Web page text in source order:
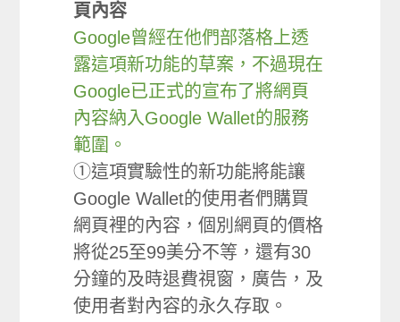
頁內容
Google曾經在他們部落格上透
露這項新功能的草案，不過現在
Google已正式的宣布了將網頁
內容納入Google Wallet的服務
範圍。
①這項實驗性的新功能將能讓
Google Wallet的使用者們購買
網頁裡的內容，個別網頁的價格
將從25至99美分不等，還有30
分鐘的及時退費視窗，廣告，及
使用者對內容的永久存取。